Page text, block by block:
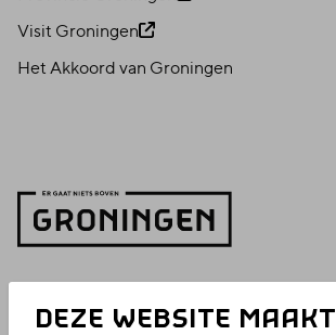
DEZE WEBSITE MAAKT
Visit Groningen
Het Akkoord van Groningen